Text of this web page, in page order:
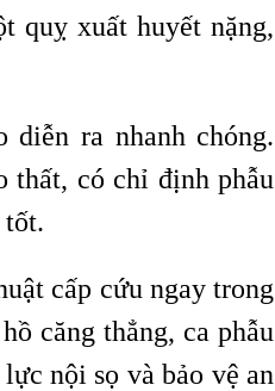
quỵ xuất huyết nặng,
diễn ra nhanh chóng.
thất, có chỉ định phẫu
tốt.
cấp cứu ngay trong
căng thẳng, ca phẫu
nội sọ và bảo vệ an